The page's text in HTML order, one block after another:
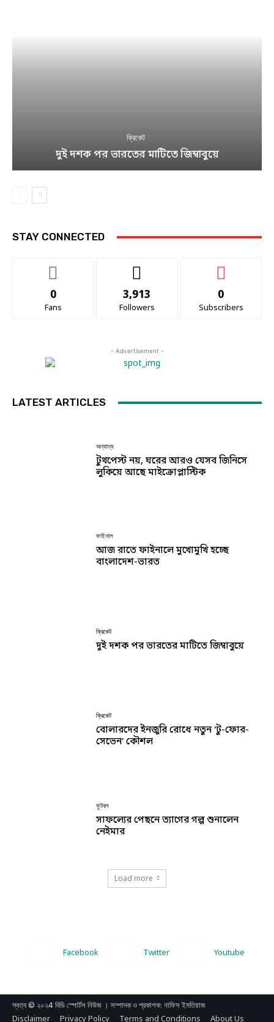
ক্রিকেট
দুই দশক পর ভারতের মাটিতে জিম্বাবুয়ে
STAY CONNECTED
0
Fans
3,913
Followers
0
Subscribers
- Advertisement -
LATEST ARTICLES
অন্যান্য
টুথপেস্ট নয়, ঘরের আরও যেসব জিনিসে
লুকিয়ে আছে মাইক্রোপ্লাস্টিক
ফাইনাল
আজ রাতে ফাইনালে মুখোমুখি হচ্ছে
বাংলাদেশ-ভারত
ক্রিকেট
দুই দশক পর ভারতের মাটিতে জিম্বাবুয়ে
ক্রিকেট
বোলারদের ইনজুরি রোধে নতুন ‘টু-ফোর-
সেভেন’ কৌশল
ফুটবল
সাফল্যের পেছনে ত্যাগের গল্প শুনালেন
নেইমার
Load more
Facebook Twitter Youtube
স্বত্ব © ২০২4 বিডি স্পোর্টস নিউজ । সম্পাদক ও প্রকাশক: নাফিস ইমতিয়াজ
Disclaimer Privacy Policy Terms and Conditions About Us